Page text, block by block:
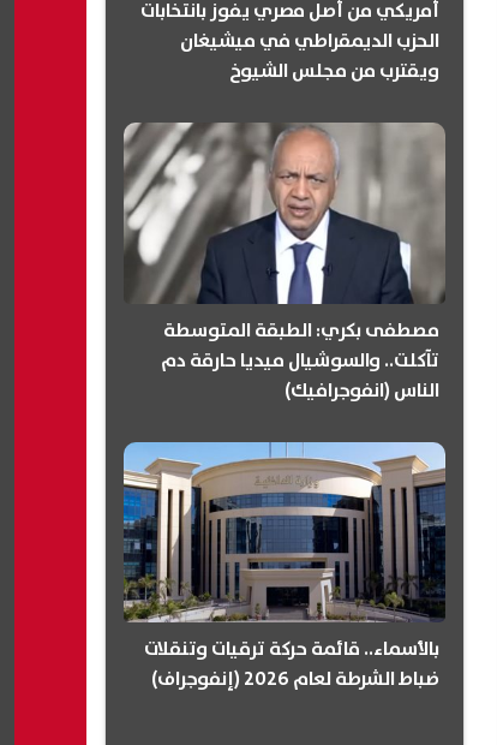
أمريكي من أصل مصري يفوز بانتخابات
الحزب الديمقراطي في ميشيغان
ويقترب من مجلس الشيوخ
مصطفى بكري: الطبقة المتوسطة
تآكلت.. والسوشيال ميديا حارقة دم
الناس (انفوجرافيك)
بالأسماء.. قائمة حركة ترقيات وتنقلات
ضباط الشرطة لعام 2026 (إنفوجراف)